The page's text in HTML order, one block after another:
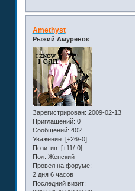
Amethyst
Рыжий Амуренок
Зарегистрирован: 2009-02-13
Приглашений: 0
Сообщений: 402
Уважение: [+26/-0]
Позитив: [+11/-0]
Пол: Женский
Провел на форуме:
2 дня 6 часов
Последний визит: